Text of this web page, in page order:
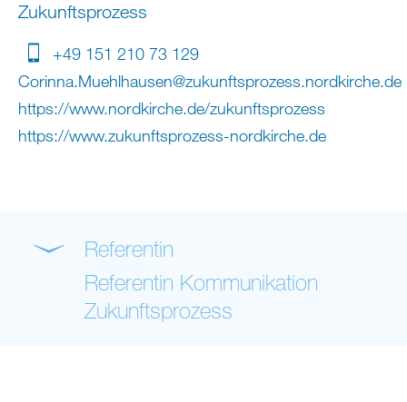
Zukunftsprozess
+49 151 210 73 129
Corinna.Muehlhausen@zukunftsprozess.nordkirche.de
https://www.nordkirche.de/zukunftsprozess
https://www.zukunftsprozess-nordkirche.de
Referentin
Referentin Kommunikation
Zukunftsprozess